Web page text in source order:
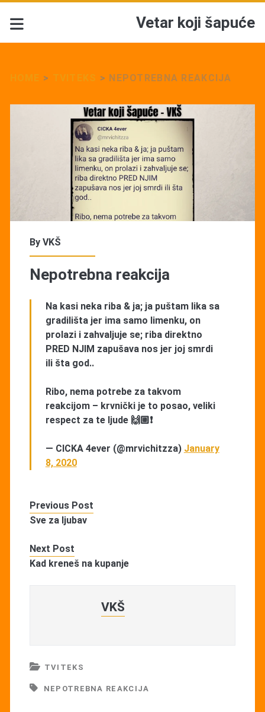
Vetar koji šapuće
> > NEPOTREBNA REAKCIJA
By VKŠ
Nepotrebna reakcija
Na kasi neka riba & ja; ja puštam lika sa
gradilišta jer ima samo limenku, on
prolazi i zahvaljuje se; riba direktno
PRED NJIM zapušava nos jer joj smrdi
ili šta god..
Ribo, nema potrebe za takvom
reakcijom – krvnički je to posao, veliki
respect za te ljude 🙌🏼❗
— CICKA 4ever (@mrvichitzza) January
8, 2020
Previous Post
Sve za ljubav
Next Post
Kad kreneš na kupanje
VKŠ
TVITEKS
NEPOTREBNA REAKCIJA